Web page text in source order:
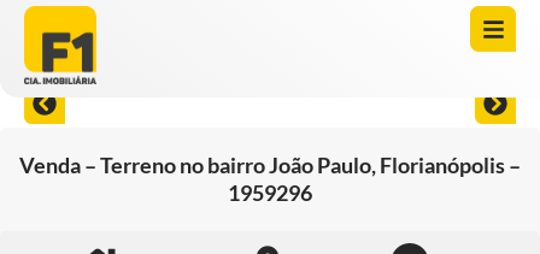
Venda – Terreno no bairro João Paulo, Florianópolis –
1959296